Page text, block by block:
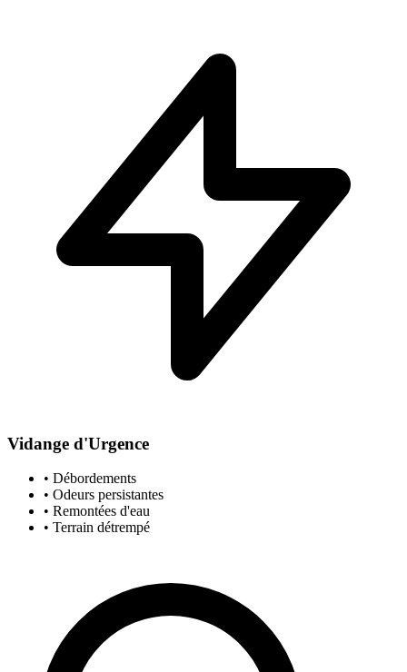
Vidange d'Urgence
• Débordements
• Odeurs persistantes
• Remontées d'eau
• Terrain détrempé